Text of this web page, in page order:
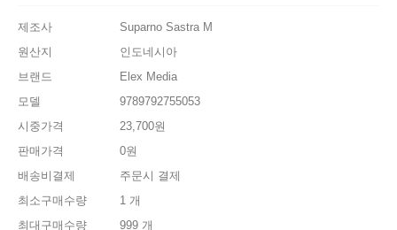
제조사
Suparno Sastra M
원산지
인도네시아
브랜드
Elex Media
모델
9789792755053
시중가격
23,700원
판매가격
0원
배송비결제
주문시 결제
최소구매수량
1 개
최대구매수량
999 개